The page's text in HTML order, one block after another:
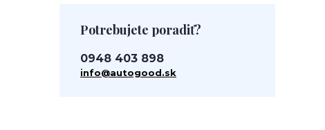
Potrebujete poradiť?
0948 403 898
info@autogood.sk